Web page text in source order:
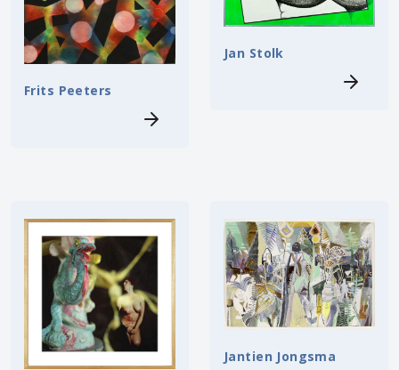
Frits Peeters
Jan Stolk
Jantien Jongsma